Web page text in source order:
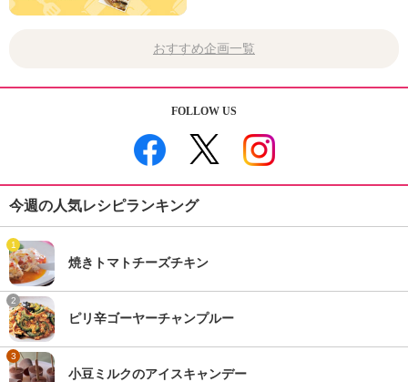
おすすめ企画一覧
FOLLOW US
今週の人気レシピランキング
1
焼きトマトチーズチキン
2
ピリ辛ゴーヤーチャンプルー
3
小豆ミルクのアイスキャンデー